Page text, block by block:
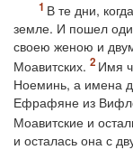
В те дни,
земле. И пошел
своею женою и
Моавитских.
Имя
Ноеминь, а имена
Ефрафяне из
Моавитские и
и осталась она с